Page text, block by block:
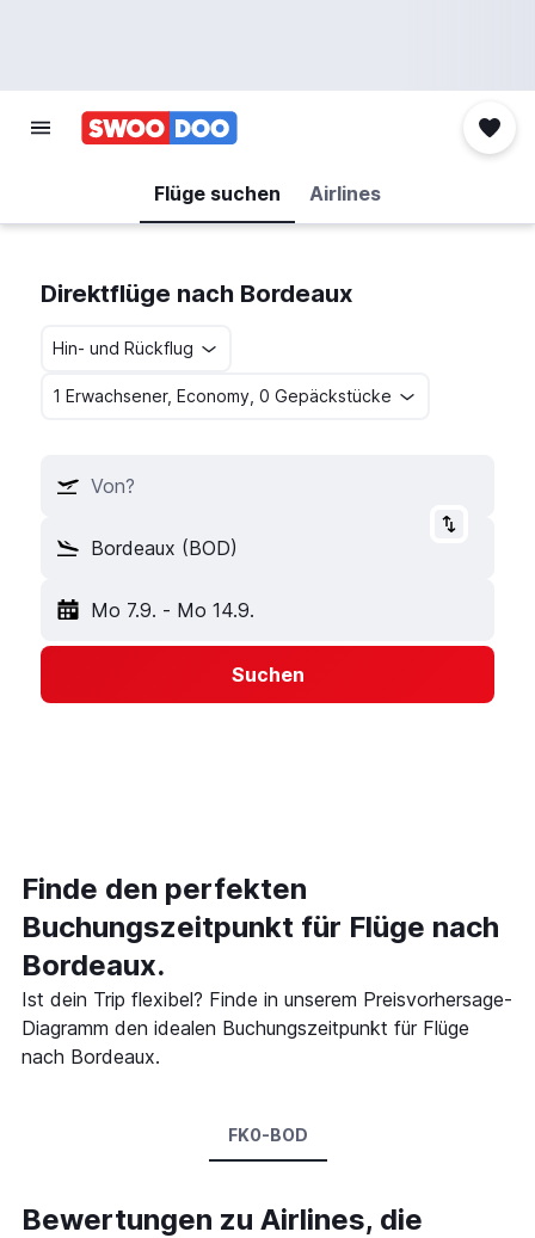
Flüge suchen Airlines
Direktflüge nach Bordeaux
Hin- und Rückflug
1 Erwachsener, Economy, 0 Gepäckstücke
Von?
Bordeaux (BOD)
Mo 7.9. - Mo 14.9.
Suchen
Finde den perfekten
Buchungszeitpunkt für Flüge nach
Bordeaux.
Ist dein Trip flexibel? Finde in unserem Preisvorhersage-
Diagramm den idealen Buchungszeitpunkt für Flüge
nach Bordeaux.
FK0-BOD
Bewertungen zu Airlines, die